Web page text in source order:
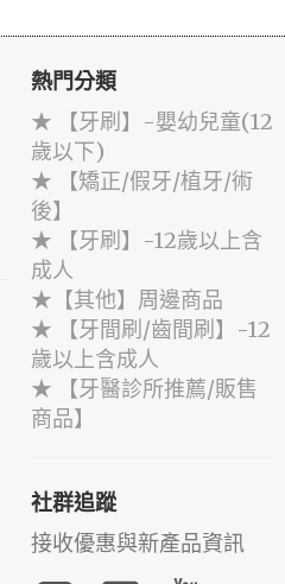
熱門分類
★ 【牙刷】-嬰幼兒童(12
歲以下)
★ 【矯正/假牙/植牙/術
後】
★ 【牙刷】-12歲以上含
成人
★【其他】周邊商品
★ 【牙間刷/齒間刷】-12
歲以上含成人
★ 【牙醫診所推薦/販售
商品】
社群追蹤
接收優惠與新產品資訊